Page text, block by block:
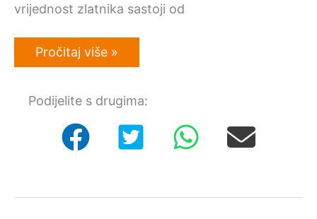
vrijednost zlatnika sastoji od
Kupovanje
hrvatskih
će
isplatiti
Pročitaj više »
Podijelite s drugima: